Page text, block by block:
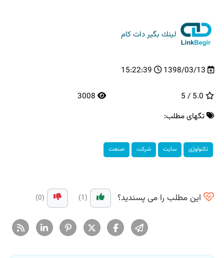
لینك بگیر دات كام
1398/03/13
15:22:39
تگهای مطلب:
تكنولوژی سایت شركت صنعت
این مطلب را می پسندید؟ (1)
(0)